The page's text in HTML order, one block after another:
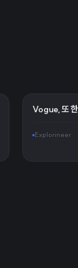
Vogue, 또 한
Explorineer